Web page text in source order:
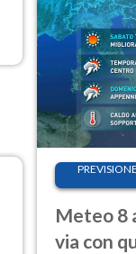
PREVISIONE
Meteo 8
via con